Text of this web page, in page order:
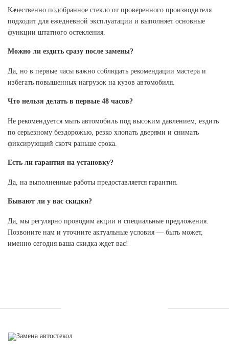
Качественно подобранное стекло от проверенного производителя
подходит для ежедневной эксплуатации и выполняет основные
функции штатного остекления.
Можно ли ездить сразу после замены?
Да, но в первые часы важно соблюдать рекомендации мастера и
избегать повышенных нагрузок на кузов автомобиля.
Что нельзя делать в первые 48 часов?
Не рекомендуется мыть автомобиль под высоким давлением, ездить
по серьезному бездорожью, резко хлопать дверями и снимать
фиксирующий скотч раньше срока.
Есть ли гарантия на установку?
Да, на выполненные работы предоставляется гарантия.
Бывают ли у вас скидки?
Да, мы регулярно проводим акции и специальные предложения.
Позвоните нам и уточните актуальные условия — быть может,
именно сегодня ваша скидка ждет вас!